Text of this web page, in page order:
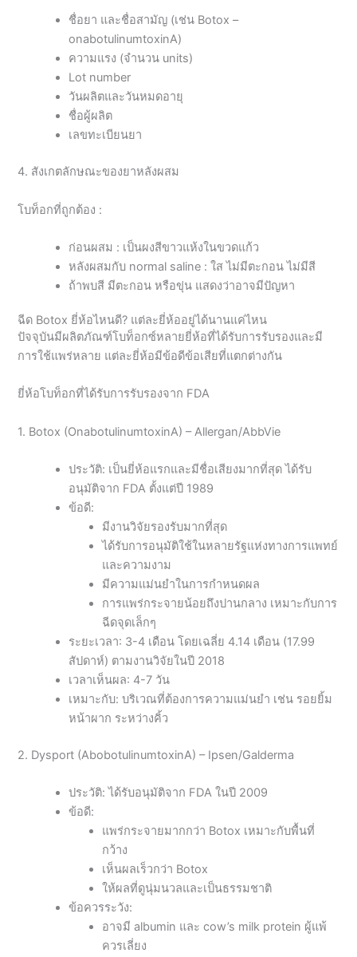
ชื่อยา และชื่อสามัญ (เช่น Botox –
onabotulinumtoxinA)
ความแรง (จำนวน units)
Lot number
วันผลิตและวันหมดอายุ
ชื่อผู้ผลิต
เลขทะเบียนยา
4. สังเกตลักษณะของยาหลังผสม
โบท็อกที่ถูกต้อง :
ก่อนผสม : เป็นผงสีขาวแห้งในขวดแก้ว
หลังผสมกับ normal saline : ใส ไม่มีตะกอน ไม่มีสี
ถ้าพบสี มีตะกอน หรือขุ่น แสดงว่าอาจมีปัญหา
ฉีด Botox ยี่ห้อไหนดี? แต่ละยี่ห้ออยู่ได้นานแค่ไหน
ปัจจุบันมีผลิตภัณฑ์โบท็อกซ์หลายยี่ห้อที่ได้รับการรับรองและมี
การใช้แพร่หลาย แต่ละยี่ห้อมีข้อดีข้อเสียที่แตกต่างกัน
ยี่ห้อโบท็อกที่ได้รับการรับรองจาก FDA
1. Botox (OnabotulinumtoxinA) – Allergan/AbbVie
ประวัติ: เป็นยี่ห้อแรกและมีชื่อเสียงมากที่สุด ได้รับ
อนุมัติจาก FDA ตั้งแต่ปี 1989
ข้อดี:
มีงานวิจัยรองรับมากที่สุด
ได้รับการอนุมัติใช้ในหลายรัฐแห่งทางการแพทย์
และความงาม
มีความแม่นยำในการกำหนดผล
การแพร่กระจายน้อยถึงปานกลาง เหมาะกับการ
ฉีดจุดเล็กๆ
ระยะเวลา: 3-4 เดือน โดยเฉลี่ย 4.14 เดือน (17.99
สัปดาห์) ตามงานวิจัยในปี 2018
เวลาเห็นผล: 4-7 วัน
เหมาะกับ: บริเวณที่ต้องการความแม่นยำ เช่น รอยยิ้ม
หน้าผาก ระหว่างคิ้ว
2. Dysport (AbobotulinumtoxinA) – Ipsen/Galderma
ประวัติ: ได้รับอนุมัติจาก FDA ในปี 2009
ข้อดี:
แพร่กระจายมากกว่า Botox เหมาะกับพื้นที่
กว้าง
เห็นผลเร็วกว่า Botox
ให้ผลที่ดูนุ่มนวลและเป็นธรรมชาติ
ข้อควรระวัง:
อาจมี albumin และ cow’s milk protein ผู้แพ้
ควรเลี่ยง